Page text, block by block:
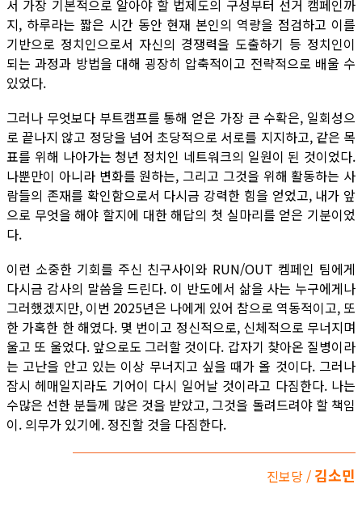
서 가장 기본적으로 알아야 할 법제도의 구성부터 선거 캠페인까
지, 하루라는 짧은 시간 동안 현재 본인의 역량을 점검하고 이를
기반으로 정치인으로서 자신의 경쟁력을 도출하기 등 정치인이
되는 과정과 방법을 대해 굉장히 압축적이고 전략적으로 배울 수
있었다.
그러나 무엇보다 부트캠프를 통해 얻은 가장 큰 수확은, 일회성으
로 끝나지 않고 정당을 넘어 초당적으로 서로를 지지하고, 같은 목
표를 위해 나아가는 청년 정치인 네트워크의 일원이 된 것이었다.
나뿐만이 아니라 변화를 원하는, 그리고 그것을 위해 활동하는 사
람들의 존재를 확인함으로서 다시금 강력한 힘을 얻었고, 내가 앞
으로 무엇을 해야 할지에 대한 해답의 첫 실마리를 얻은 기분이었
다.
이런 소중한 기회를 주신 친구사이와 RUN/OUT 켐페인 팀에게
다시금 감사의 말씀을 드린다. 이 반도에서 삶을 사는 누구에게나
그러했겠지만, 이번 2025년은 나에게 있어 참으로 역동적이고, 또
한 가혹한 한 해였다. 몇 번이고 정신적으로, 신체적으로 무너지며
울고 또 울었다. 앞으로도 그러할 것이다. 갑자기 찾아온 질병이라
는 고난을 안고 있는 이상 무너지고 싶을 때가 올 것이다. 그러나
잠시 헤매일지라도 기어이 다시 일어날 것이라고 다짐한다. 나는
수많은 선한 분들께 많은 것을 받았고, 그것을 돌려드려야 할 책임
이. 의무가 있기에. 정진할 것을 다짐한다.
진보당 / 김소민